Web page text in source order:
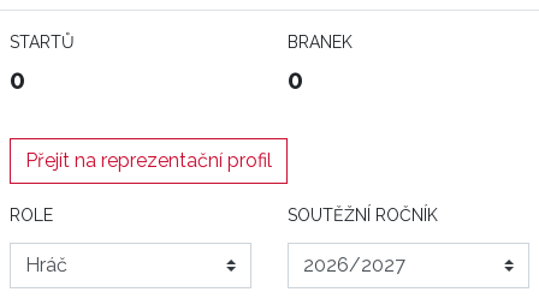
STARTŮ
0
BRANEK
0
Přejít na reprezentační profil
ROLE SOUTĚŽNÍ ROČNÍK